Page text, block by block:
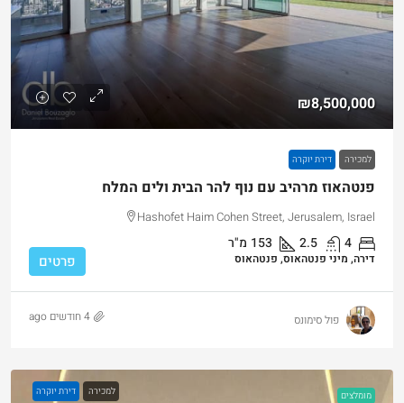
₪8,500,000
למכירה דירת יוקרה
פנטהאוז מרהיב עם נוף להר הבית ולים המלח
Hashofet Haim Cohen Street, Jerusalem, Israel
4
2.5
153 מ"ר
דירה, מיני פנטהאוס, פנטהאוס פרטים
פול סימונס 4 חודשים ago
מומלצים למכירה דירת יוקרה